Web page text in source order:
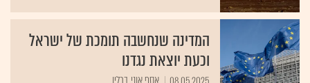
המדינה שנחשבה תומכת של ישראל
וכעת יוצאת נגדנו